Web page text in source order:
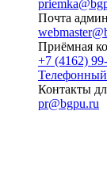
Почта
Приёмная
+7 (4162)
Контакты
pr@bgpu.ru